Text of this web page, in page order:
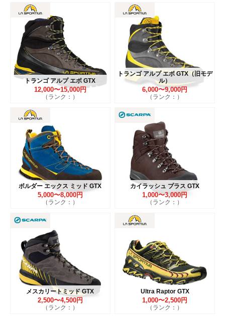
トランゴ アルプ エボ GTX
12,000〜15,000円
（ランク：）
トランゴ アルプ エボ GTX（旧モデ
ル）
6,000〜9,000円
（ランク：）
ボルダー エックス ミッド GTX
5,000〜8,000円
（ランク：）
カイラッシュ プラス GTX
1,000〜3,000円
（ランク：）
メスカリートミッド GTX
2,500〜4,500円
（ランク：）
Ultra Raptor GTX
1,000〜2,500円
（ランク：）